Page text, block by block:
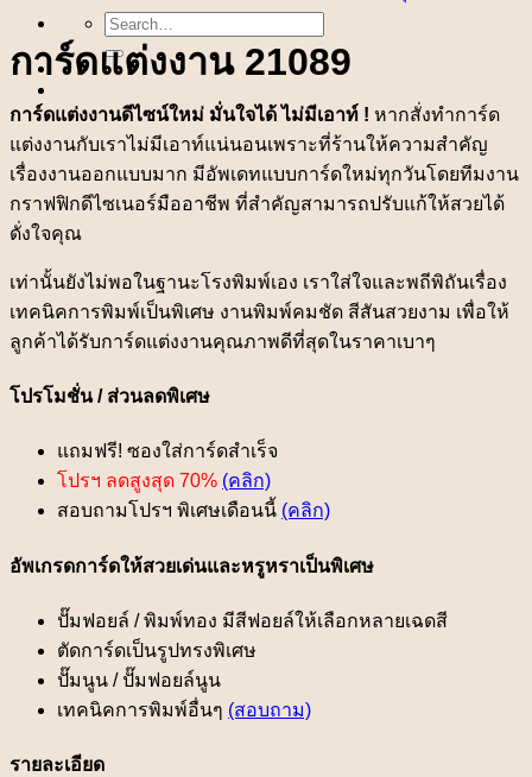
Search
for:
การ์ดแต่งงาน 21089
การ์ดแต่งงานดีไซน์ใหม่ มั่นใจได้ ไม่มีเอาท์ ! หากสั่งทำการ์ด
แต่งงานกับเราไม่มีเอาท์แน่นอนเพราะที่ร้านให้ความสำคัญ
เรื่องงานออกแบบมาก มีอัพเดทแบบการ์ดใหม่ทุกวันโดยทีมงาน
กราฟฟิกดีไซเนอร์มืออาชีพ ที่สำคัญสามารถปรับแก้ให้สวยได้
ดั่งใจคุณ
เท่านั้นยังไม่พอในฐานะโรงพิมพ์เอง เราใส่ใจและพถีพิถันเรื่อง
เทคนิคการพิมพ์เป็นพิเศษ งานพิมพ์คมชัด สีสันสวยงาม เพื่อให้
ลูกค้าได้รับการ์ดแต่งงานคุณภาพดีที่สุดในราคาเบาๆ
โปรโมชั่น / ส่วนลดพิเศษ
แถมฟรี! ซองใส่การ์ดสำเร็จ
โปรฯ ลดสูงสุด 70% (คลิก)
สอบถามโปรฯ พิเศษเดือนนี้ (คลิก)
อัพเกรดการ์ดให้สวยเด่นและหรูหราเป็นพิเศษ
ปั๊มฟอยล์ / พิมพ์ทอง มีสีฟอยล์ให้เลือกหลายเฉดสี
ตัดการ์ดเป็นรูปทรงพิเศษ
ปั๊มนูน / ปั๊มฟอยล์นูน
เทคนิคการพิมพ์อื่นๆ (สอบถาม)
รายละเอียด